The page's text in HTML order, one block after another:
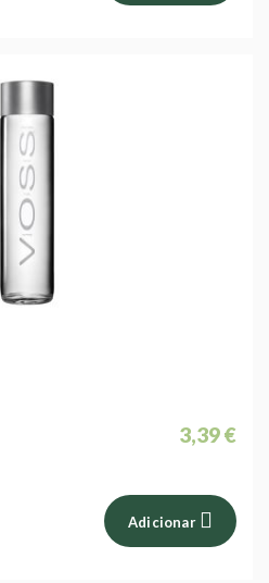
3,39 €
Adicionar